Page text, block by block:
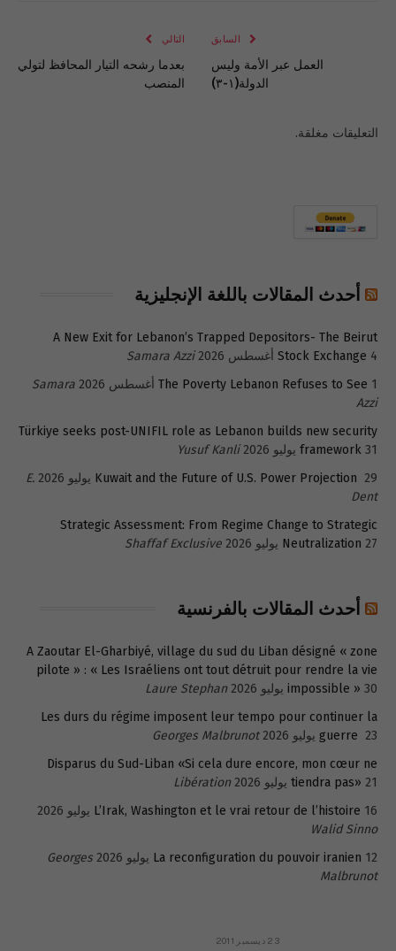
السابق
العمل عبر الأمة وليس
الدولة(١-٣)
التالي
بعدما رشحه التيار المحافظ لتولي
المنصب
التعليقات مغلقة.
أحدث المقالات باللغة الإنجليزية
A New Exit for Lebanon’s Trapped Depositors- The Beirut
Stock Exchange 4 أغسطس 2026
Samara Azzi
The Poverty Lebanon Refuses to See 1 أغسطس 2026
Samara
Azzi
Türkiye seeks post-UNIFIL role as Lebanon builds new security
framework 31 يوليو 2026
Yusuf Kanli
Kuwait and the Future of U.S. Power Projection 29 يوليو 2026
E.
Dent
Strategic Assessment: From Regime Change to Strategic
Neutralization 27 يوليو 2026 Shaffaf Exclusive
أحدث المقالات بالفرنسية
A Zaoutar El-Gharbiyé, village du sud du Liban désigné « zone
pilote » : « Les Israéliens ont tout détruit pour rendre la vie
impossible » 30 يوليو 2026
Laure Stephan
Les durs du régime imposent leur tempo pour continuer la
guerre 23 يوليو 2026
Georges Malbrunot
Disparus du Sud-Liban «Si cela dure encore, mon cœur ne
tiendra pas» 21 يوليو 2026
Libération
L’Irak, Washington et le vrai retour de l’histoire 16 يوليو 2026
Walid Sinno
La reconfiguration du pouvoir iranien 12 يوليو 2026
Georges
Malbrunot
23 ديسمبر 2011